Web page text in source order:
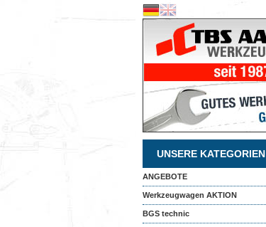
UNSERE KATEGORIEN
ANGEBOTE
Werkzeugwagen AKTION
BGS technic